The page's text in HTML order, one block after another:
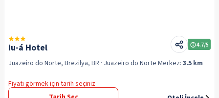
iu-á Hotel 4.7/5
Juazeiro do Norte, Brezilya, BR · Juazeiro do Norte Merkez: 3.5 km
Fiyatı görmek için tarih seçiniz